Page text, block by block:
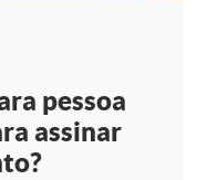
pessoa
assinar